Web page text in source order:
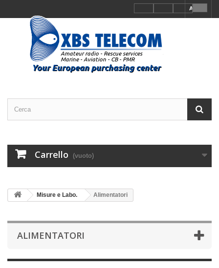
Accedi
Carrello (vuoto)
Misure e Labo. Alimentatori
ALIMENTATORI